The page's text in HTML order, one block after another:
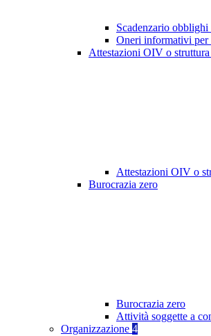
Scadenzario
Oneri informativi per
Attestazioni OIV o struttura
Attestazioni OIV o
Burocrazia zero
Burocrazia zero
Attività soggette a
Organizzazione 4